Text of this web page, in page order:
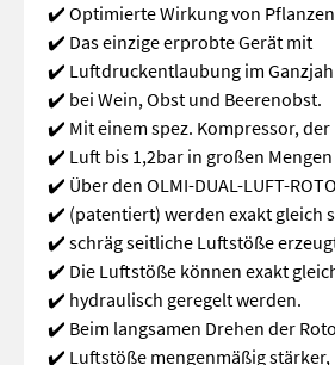
✔️ Optimierte Wirkung von
✔️ Das einzige erprobte Gerät mit
✔️ Luftdruckentlaubung im
✔️ bei Wein, Obst und Beerenobst.
✔️ Mit einem spez. Kompressor, der
✔️ Luft bis 1,2bar in großen
✔️ Über den OLMI-DUAL-LUFT-
✔️ (patentiert) werden exakt gleich
✔️ schräg seitliche Luftstöße
✔️ Die Luftstöße können exakt
✔️ hydraulisch geregelt werden.
✔️ Beim langsamen Drehen der
✔️ Luftstöße mengenmäßig stärker,